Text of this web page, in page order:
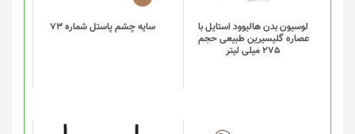
لوسیون بدن هالیوود استایل با
عصاره گلیسیرین طبیعی حجم
275 میلی لیتر
سایه چشم پاستل شماره 73